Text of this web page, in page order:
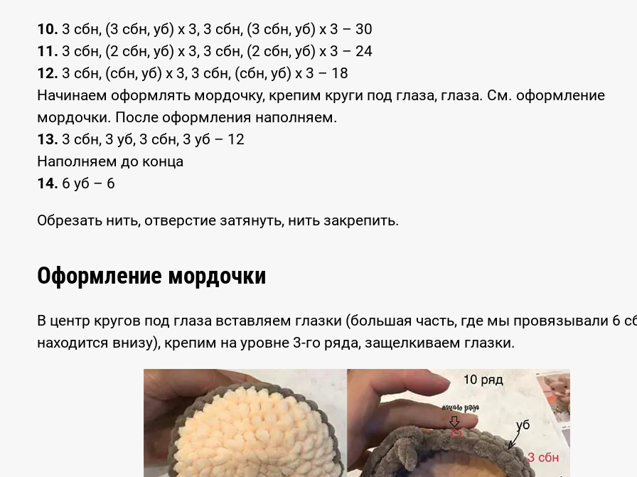
10. 3 сбн, (3 сбн, уб) x 3, 3 сбн, (3 сбн, уб) x 3 – 30
11. 3 сбн, (2 сбн, уб) x 3, 3 сбн, (2 сбн, уб) x 3 – 24
12. 3 сбн, (сбн, уб) x 3, 3 сбн, (сбн, уб) x 3 – 18
Начинаем оформлять мордочку, крепим круги под глаза, глаза. См. оформление
мордочки. После оформления наполняем.
13. 3 сбн, 3 уб, 3 сбн, 3 уб – 12
Наполняем до конца
14. 6 уб – 6
Обрезать нить, отверстие затянуть, нить закрепить.
Оформление мордочки
В центр кругов под глаза вставляем глазки (большая часть, где мы провязывали 6
находится внизу), крепим на уровне 3-го ряда, защелкиваем глазки.